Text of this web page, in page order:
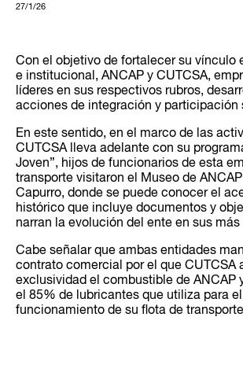
27/1/26
Con el objetivo de fortalecer su vínculo
e institucional, ANCAP y CUTCSA,
líderes en sus respectivos rubros,
acciones de integración y participación
En este sentido, en el marco de las
CUTCSA lleva adelante con su
Joven”, hijos de funcionarios de esta
transporte visitaron el Museo de
Capurro, donde se puede conocer el
histórico que incluye documentos y
narran la evolución del ente en sus más
Cabe señalar que ambas entidades
contrato comercial por el que CUTCSA
exclusividad el combustible de ANCAP
el 85% de lubricantes que utiliza para el
funcionamiento de su flota de